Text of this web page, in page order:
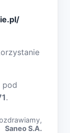
pod
.
Saneo S.A.